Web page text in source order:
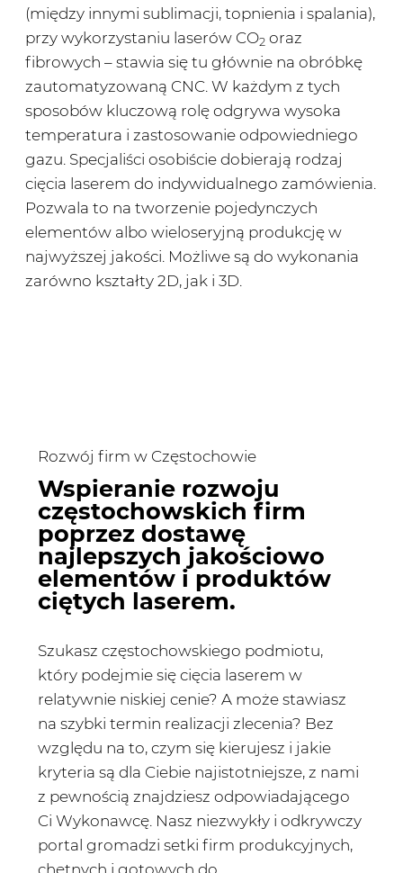
(między innymi sublimacji, topnienia i spalania),
przy wykorzystaniu laserów CO2 oraz
fibrowych – stawia się tu głównie na obróbkę
zautomatyzowaną CNC. W każdym z tych
sposobów kluczową rolę odgrywa wysoka
temperatura i zastosowanie odpowiedniego
gazu. Specjaliści osobiście dobierają rodzaj
cięcia laserem do indywidualnego zamówienia.
Pozwala to na tworzenie pojedynczych
elementów albo wieloseryjną produkcję w
najwyższej jakości. Możliwe są do wykonania
zarówno kształty 2D, jak i 3D.
Rozwój firm w Częstochowie
Wspieranie rozwoju
częstochowskich firm
poprzez dostawę
najlepszych jakościowo
elementów i produktów
ciętych laserem.
Szukasz częstochowskiego podmiotu,
który podejmie się cięcia laserem w
relatywnie niskiej cenie? A może stawiasz
na szybki termin realizacji zlecenia? Bez
względu na to, czym się kierujesz i jakie
kryteria są dla Ciebie najistotniejsze, z nami
z pewnością znajdziesz odpowiadającego
Ci Wykonawcę. Nasz niezwykły i odkrywczy
portal gromadzi setki firm produkcyjnych,
chętnych i gotowych do